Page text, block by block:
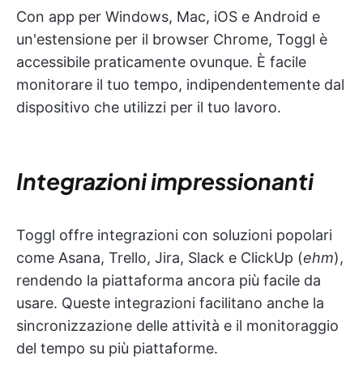
Con app per Windows, Mac, iOS e Android e
un'estensione per il browser Chrome, Toggl è
accessibile praticamente ovunque. È facile
monitorare il tuo tempo, indipendentemente dal
dispositivo che utilizzi per il tuo lavoro.
Integrazioni impressionanti
Toggl offre integrazioni con soluzioni popolari
come Asana, Trello, Jira, Slack e ClickUp (ehm),
rendendo la piattaforma ancora più facile da
usare. Queste integrazioni facilitano anche la
sincronizzazione delle attività e il monitoraggio
del tempo su più piattaforme.